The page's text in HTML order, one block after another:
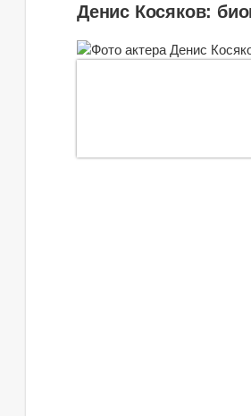
Денис Косяков: